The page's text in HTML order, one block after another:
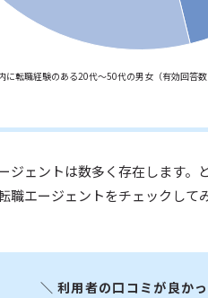
に転職経験のある20代～50代の男女（有効回答
ェントは数多く存在します。
エージェントをチェックして
＼ 利用者の口コミが良か